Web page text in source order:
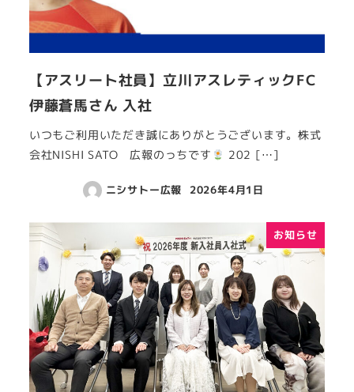
【アスリート社員】立川アスレティックFC
伊藤蒼馬さん 入社
いつもご利用いただき誠にありがとうございます。株式
会社NISHI SATO 広報のっちです
202 […]
ニシサトー広報 2026年4月1日
お知らせ